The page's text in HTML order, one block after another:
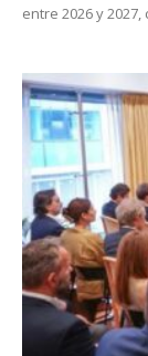
entre 2026 y